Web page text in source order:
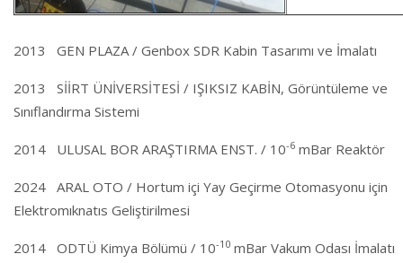
2013 GEN PLAZA / Genbox SDR Kabin Tasarımı ve İmalatı
2013 SİİRT ÜNİVERSİTESİ / IŞIKSIZ KABİN, Görüntüleme ve
Sınıflandırma Sistemi
2014 ULUSAL BOR ARAŞTIRMA ENST. / 10-6 mBar Reaktör
2024 ARAL OTO / Hortum içi Yay Geçirme Otomasyonu için
Elektromıknatıs Geliştirilmesi
2014 ODTÜ Kimya Bölümü / 10-10 mBar Vakum Odası İmalatı